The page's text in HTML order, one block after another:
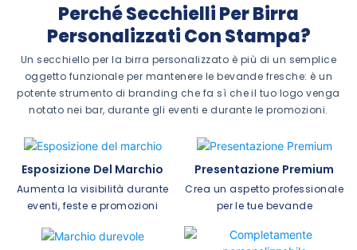
Perché Secchielli Per Birra
Personalizzati Con Stampa?
Un secchiello per la birra personalizzato è più di un semplice
oggetto funzionale per mantenere le bevande fresche: è un
potente strumento di branding che fa sì che il tuo logo venga
notato nei bar, durante gli eventi e durante le promozioni.
Esposizione Del Marchio
Aumenta la visibilità durante
eventi, feste e promozioni
Presentazione Premium
Crea un aspetto professionale
per le tue bevande